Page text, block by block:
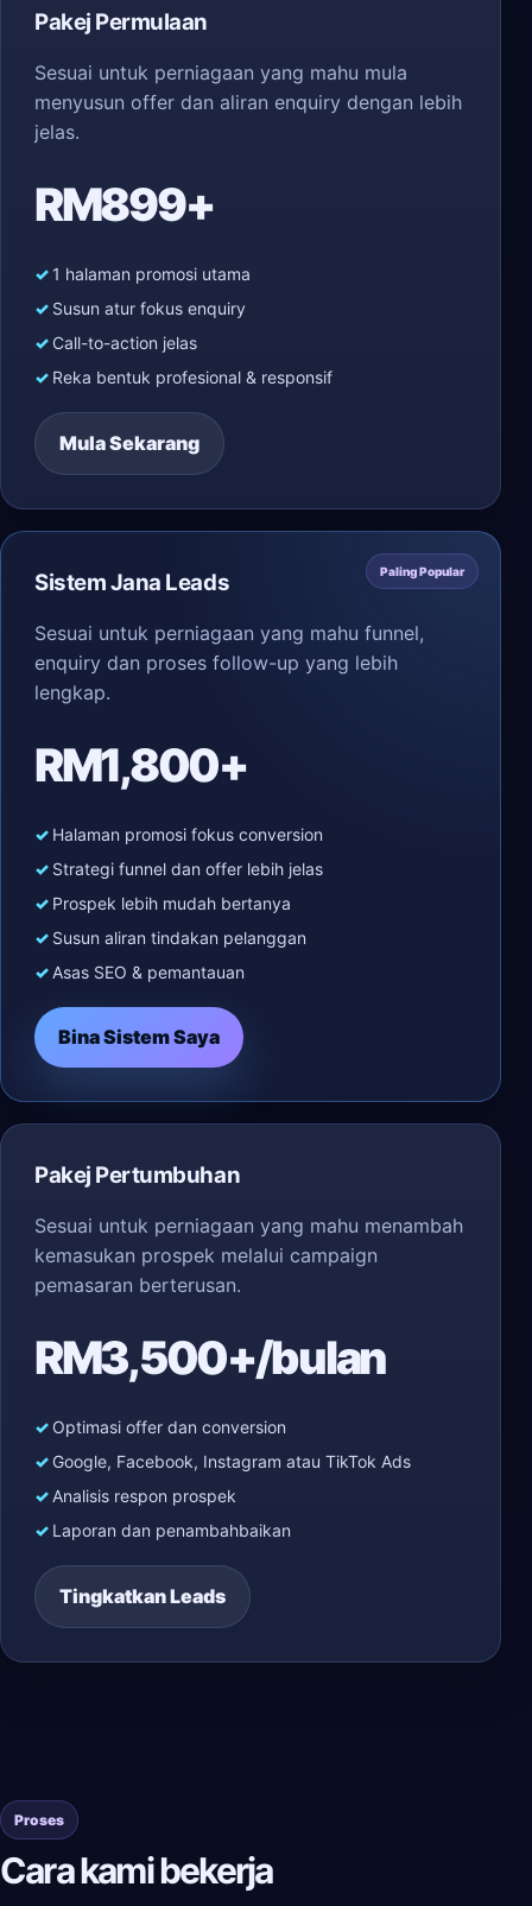
Pakej Permulaan
Sesuai untuk perniagaan yang mahu mula
menyusun offer dan aliran enquiry dengan lebih
jelas.
RM899+
1 halaman promosi utama
Susun atur fokus enquiry
Call-to-action jelas
Reka bentuk profesional & responsif
Mula Sekarang
Paling Popular
Sistem Jana Leads
Sesuai untuk perniagaan yang mahu funnel,
enquiry dan proses follow-up yang lebih
lengkap.
RM1,800+
Halaman promosi fokus conversion
Strategi funnel dan offer lebih jelas
Prospek lebih mudah bertanya
Susun aliran tindakan pelanggan
Asas SEO & pemantauan
Bina Sistem Saya
Pakej Pertumbuhan
Sesuai untuk perniagaan yang mahu menambah
kemasukan prospek melalui campaign
pemasaran berterusan.
RM3,500+/bulan
Optimasi offer dan conversion
Google, Facebook, Instagram atau TikTok Ads
Analisis respon prospek
Laporan dan penambahbaikan
Tingkatkan Leads
Proses
Cara kami bekerja